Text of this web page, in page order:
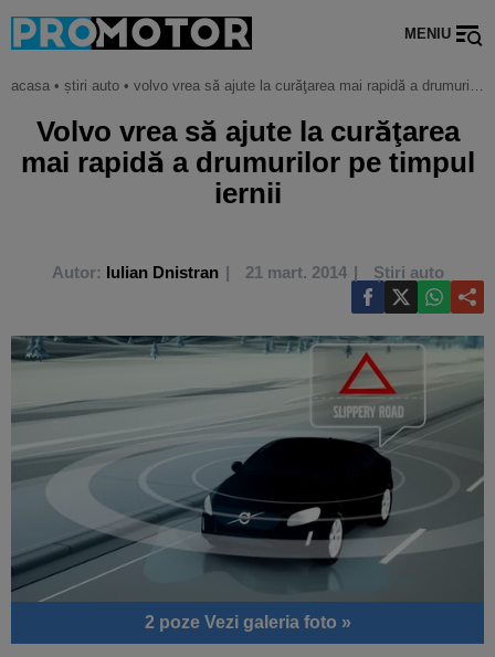
MENIU
acasa • știri auto • volvo vrea să ajute la curăţarea mai rapidă a drumurilor pe timpul iernii
Volvo vrea să ajute la curăţarea
mai rapidă a drumurilor pe timpul
iernii
Autor: Iulian Dnistran 21 mart. 2014 Știri auto
2 poze Vezi galeria foto »